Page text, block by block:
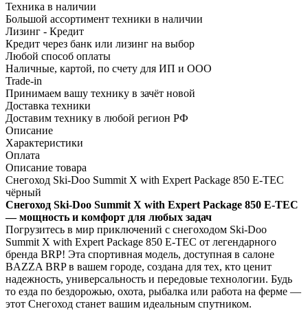
Техника в наличии
Большой ассортимент техники в наличии
Лизинг - Кредит
Кредит через банк или лизинг на выбор
Любой способ оплаты
Наличные, картой, по счету для ИП и ООО
Trade-in
Принимаем вашу технику в зачёт новой
Доставка техники
Доставим технику в любой регион РФ
Описание
Характеристики
Оплата
Описание товара
Снегоход Ski-Doo Summit X with Expert Package 850 E-TEC
чёрный
Снегоход Ski-Doo Summit X with Expert Package 850 E-TEC
— мощность и комфорт для любых задач
Погрузитесь в мир приключений с снегоходом Ski-Doo
Summit X with Expert Package 850 E-TEC от легендарного
бренда BRP! Эта спортивная модель, доступная в салоне
BAZZA BRP в вашем городе, создана для тех, кто ценит
надежность, универсальность и передовые технологии. Будь
то езда по бездорожью, охота, рыбалка или работа на ферме —
этот Снегоход станет вашим идеальным спутником.